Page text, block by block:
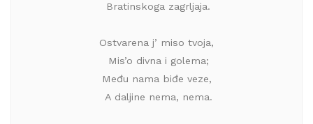
Bratinskoga zagrljaja.
Ostvarena j’ miso tvoja,
Mis’o divna i golema;
Među nama biđe veze,
A daljine nema, nema.